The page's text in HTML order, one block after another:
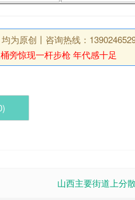
为原创丨咨询热线：
旁惊现一杆步枪 年代感十足
)
山西主要街道上分